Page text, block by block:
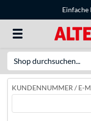
KUNDENNUMMER / E-